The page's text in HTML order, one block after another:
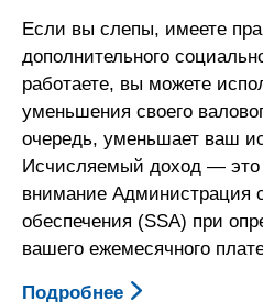
Achieving
SelfSupport,
PASS)
Если вы слепы, имеете
дополнительного
работаете, вы можете
уменьшения своего
очередь, уменьшает ваш
Исчисляемый доход — это
внимание Администрация
обеспечения (SSA) при
вашего ежемесячного
Подробнее О